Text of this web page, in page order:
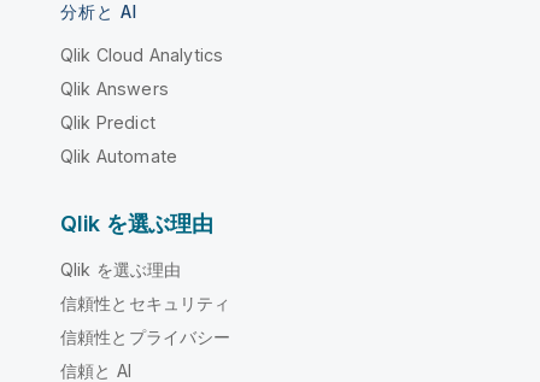
分析と AI
Qlik Cloud Analytics
Qlik Answers
Qlik Predict
Qlik Automate
Qlik を選ぶ理由
Qlik を選ぶ理由
信頼性とセキュリティ
信頼性とプライバシー
信頼と AI